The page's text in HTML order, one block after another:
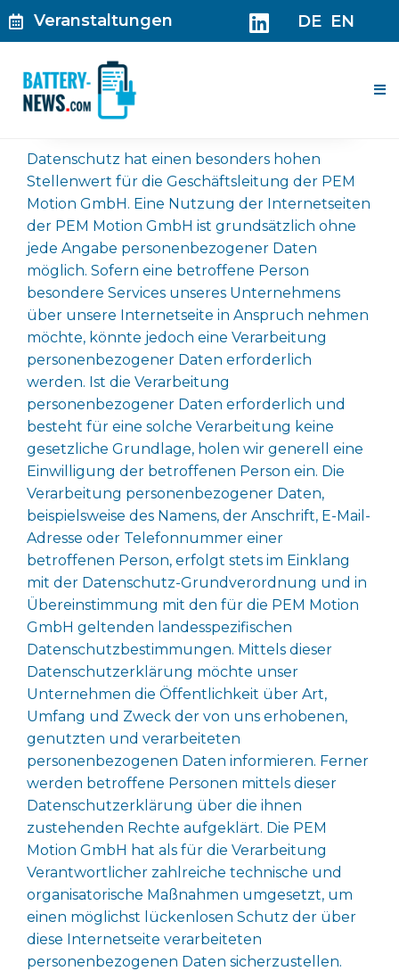
Zum
Inhalt
Veranstaltungen DE EN
Datenschutz hat einen besonders hohen
Stellenwert für die Geschäftsleitung der PEM
Motion GmbH. Eine Nutzung der Internetseiten
der PEM Motion GmbH ist grundsätzlich ohne
jede Angabe personenbezogener Daten
möglich. Sofern eine betroffene Person
besondere Services unseres Unternehmens
über unsere Internetseite in Anspruch nehmen
möchte, könnte jedoch eine Verarbeitung
personenbezogener Daten erforderlich
werden. Ist die Verarbeitung
personenbezogener Daten erforderlich und
besteht für eine solche Verarbeitung keine
gesetzliche Grundlage, holen wir generell eine
Einwilligung der betroffenen Person ein. Die
Verarbeitung personenbezogener Daten,
beispielsweise des Namens, der Anschrift, E-Mail-
Adresse oder Telefonnummer einer
betroffenen Person, erfolgt stets im Einklang
mit der Datenschutz-Grundverordnung und in
Übereinstimmung mit den für die PEM Motion
GmbH geltenden landesspezifischen
Datenschutzbestimmungen. Mittels dieser
Datenschutzerklärung möchte unser
Unternehmen die Öffentlichkeit über Art,
Umfang und Zweck der von uns erhobenen,
genutzten und verarbeiteten
personenbezogenen Daten informieren. Ferner
werden betroffene Personen mittels dieser
Datenschutzerklärung über die ihnen
zustehenden Rechte aufgeklärt. Die PEM
Motion GmbH hat als für die Verarbeitung
Verantwortlicher zahlreiche technische und
organisatorische Maßnahmen umgesetzt, um
einen möglichst lückenlosen Schutz der über
diese Internetseite verarbeiteten
personenbezogenen Daten sicherzustellen.